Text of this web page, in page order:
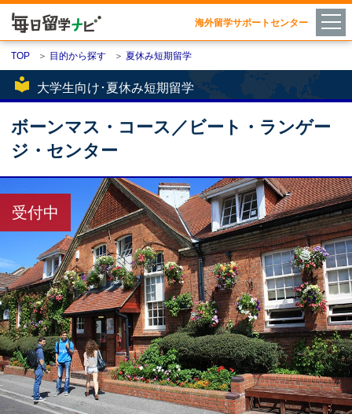
海外留学サポートセンター
TOP ＞ 目的から探す ＞ 夏休み短期留学
local_library 大学生向け･夏休み短期留学
ボーンマス・コース／ビート・ランゲー
ジ・センター
受付中